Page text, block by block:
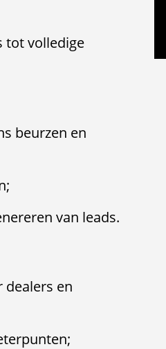
tot volledige
beurzen en
van leads.
dealers en